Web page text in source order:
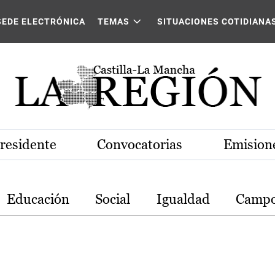
La Mancha
ELECTRÓNICA TEMAS SITUACIONES
Convocatorias
Educación Social Igualdad